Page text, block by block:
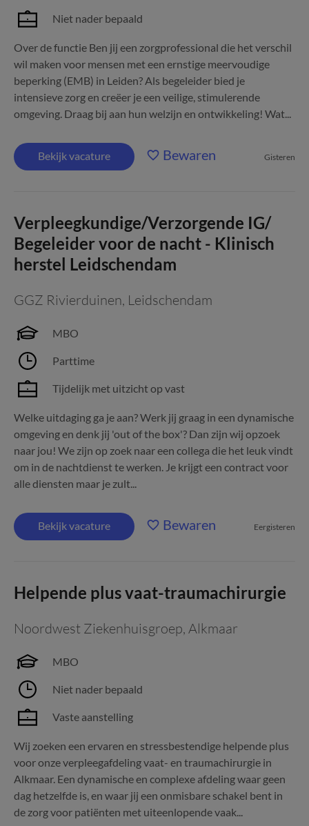
Niet nader bepaald
Over de functie Ben jij een zorgprofessional die het verschil
wil maken voor mensen met een ernstige meervoudige
beperking (EMB) in Leiden? Als begeleider bied je
intensieve zorg en creëer je een veilige, stimulerende
omgeving. Draag bij aan hun welzijn en ontwikkeling! Wat...
Bekijk vacature Bewaren Gisteren
Verpleegkundige/Verzorgende IG/
Begeleider voor de nacht - Klinisch
herstel Leidschendam
GGZ Rivierduinen, Leidschendam
MBO
Parttime
Tijdelijk met uitzicht op vast
Welke uitdaging ga je aan? Werk jij graag in een dynamische
omgeving en denk jij 'out of the box'? Dan zijn wij opzoek
naar jou! We zijn op zoek naar een collega die het leuk vindt
om in de nachtdienst te werken. Je krijgt een contract voor
alle diensten maar je zult...
Bekijk vacature Bewaren Eergisteren
Helpende plus vaat-traumachirurgie
Noordwest Ziekenhuisgroep, Alkmaar
MBO
Niet nader bepaald
Vaste aanstelling
Wij zoeken een ervaren en stressbestendige helpende plus
voor onze verpleegafdeling vaat- en traumachirurgie in
Alkmaar. Een dynamische en complexe afdeling waar geen
dag hetzelfde is, en waar jij een onmisbare schakel bent in
de zorg voor patiënten met uiteenlopende vaak...